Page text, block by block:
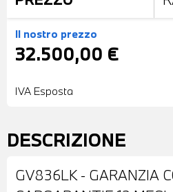
Il nostro prezzo
32.500,00 €
IVA Esposta
DESCRIZIONE
GV836LK - GARANZIA